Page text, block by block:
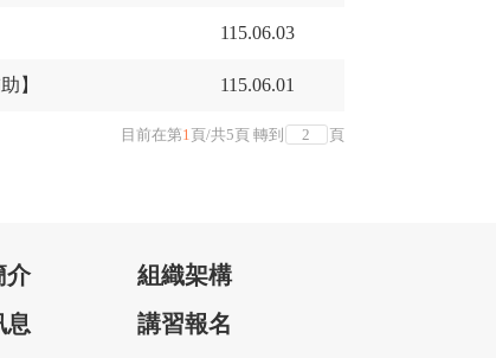
115.06.03
】 115.06.01
目前在第1頁/共5頁轉到 頁
介
組織架構
息
講習報名